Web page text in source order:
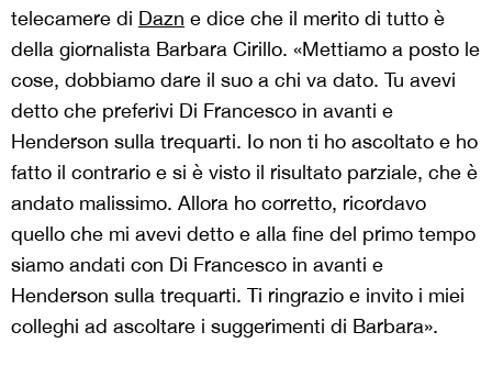
telecamere di Dazn e dice che il merito di tutto è
della giornalista Barbara Cirillo. «Mettiamo a posto le
cose, dobbiamo dare il suo a chi va dato. Tu avevi
detto che preferivi Di Francesco in avanti e
Henderson sulla trequarti. Io non ti ho ascoltato e ho
fatto il contrario e si è visto il risultato parziale, che è
andato malissimo. Allora ho corretto, ricordavo
quello che mi avevi detto e alla fine del primo tempo
siamo andati con Di Francesco in avanti e
Henderson sulla trequarti. Ti ringrazio e invito i miei
colleghi ad ascoltare i suggerimenti di Barbara».